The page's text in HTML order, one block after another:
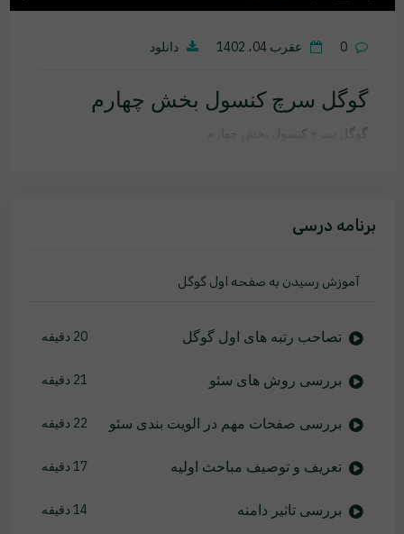
Play Mute Settings
PIP
0 عقرب 04، 1402 دانلود
گوگل سرچ کنسول بخش چهارم
گوگل سرچ کنسول بخش چهارم
برنامه درسی
آموزش رسیدن به صفحه اول گوگل
تصاحب رتبه های اول گوگل 20 دقیقه
بررسی روش های سئو 21 دقیقه
بررسی صفحات مهم در الویت بندی سئو 22 دقیقه
تعریف و توصیف مباحث اولیه 17 دقیقه
بررسی تاثیر دامنه 14 دقیقه